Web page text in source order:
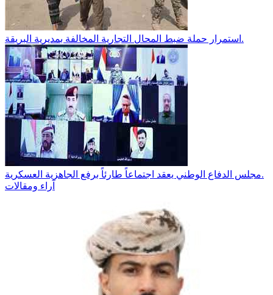
استمرار حملة ضبط المحال التجارية المخالفة بمديرية البريقة.
مجلس الدفاع الوطني يعقد اجتماعاً طارئاً برفع الجاهزية العسكرية.
آراء ومقالات